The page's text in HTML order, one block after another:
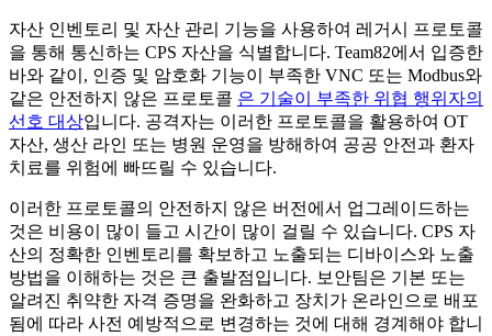
자산 인벤토리 및 자산 관리 기능을 사용하여 레거시 프로토콜
을 통해 통신하는 CPS 자산을 식별합니다. Team82에서 입증한
바와 같이, 인증 및 암호화 기능이 부족한 VNC 또는 Modbus와
같은 안전하지 않은 프로토콜 은 기술이 부족한 위협 행위자의
선호 대상입니다. 공격자는 이러한 프로토콜을 활용하여 OT
자산, 생산 라인 또는 병원 운영을 방해하여 공공 안전과 환자
치료를 위험에 빠뜨릴 수 있습니다.
이러한 프로토콜의 안전하지 않은 버전에서 업그레이드하는
것은 비용이 많이 들고 시간이 많이 걸릴 수 있습니다. CPS 자
산의 정확한 인벤토리를 확보하고 노출되는 디바이스와 노출
방법을 이해하는 것은 큰 출발점입니다. 보안팀은 기본 또는
알려진 취약한 자격 증명을 완화하고 장치가 온라인으로 배포
됨에 따라 사전 예방적으로 변경하는 것에 대해 경계해야 합니